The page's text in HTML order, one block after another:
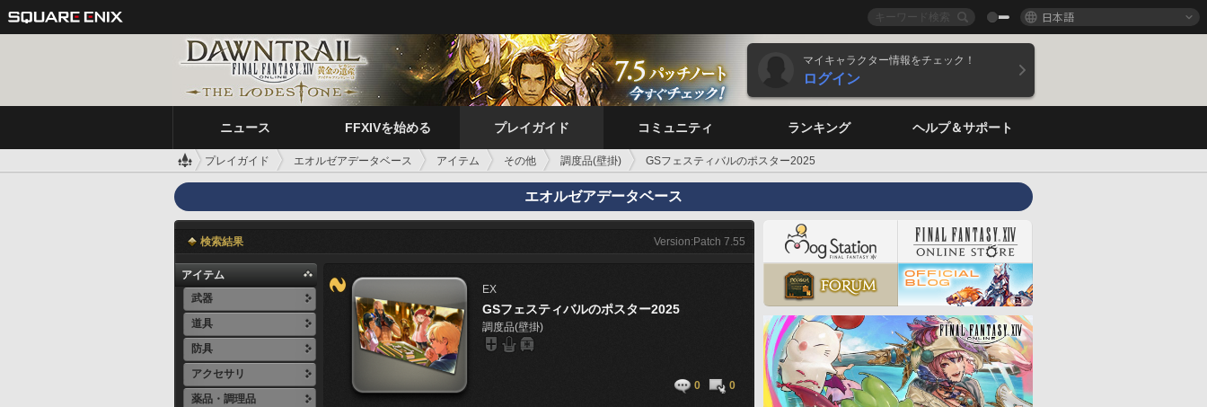
日本語
マイキャラクター情報をチェック！
ログイン
ニュース FFXIVを始める プレイガイド コミュニティ ランキング ヘルプ＆サポート
プレイガイド エオルゼアデータベース アイテム その他 調度品(壁掛) GSフェスティバルのポスター2025
エオルゼアデータベース
検索結果 Version:Patch 7.55
アイテム
武器
道具
防具
アクセサリ
薬品・調理品
EX
GSフェスティバルのポスター2025
調度品(壁掛)
0 0